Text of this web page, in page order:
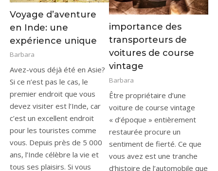
Voyage d’aventure
en Inde: une
expérience unique
Barbara
Avez-vous déjà été en Asie?
Si ce n’est pas le cas, le
premier endroit que vous
devez visiter est l’Inde, car
c’est un excellent endroit
pour les touristes comme
vous. Depuis près de 5 000
ans, l’Inde célèbre la vie et
tous ses plaisirs. Si vous
importance des
transporteurs de
voitures de course
vintage
Barbara
Être propriétaire d’une
voiture de course vintage
« d’époque » entièrement
restaurée procure un
sentiment de fierté. Ce que
vous avez est une tranche
d’histoire de l’automobile que